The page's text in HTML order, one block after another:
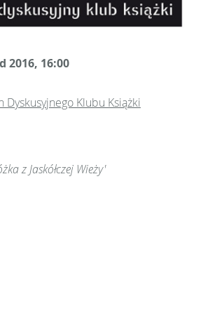
2016, 16:00
Dyskusyjnego Klubu Książki
z Jaskółczej Wieży'